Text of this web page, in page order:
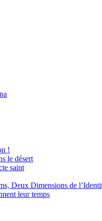
!
le désert
saint
Deux Dimensions de
leur temps